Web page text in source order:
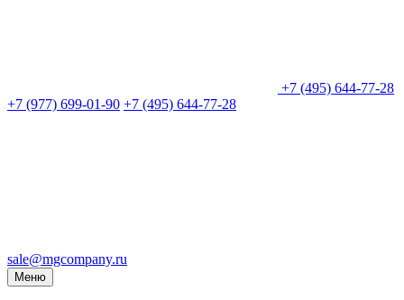
+7 (495) 644-77-28
+7 (977) 699-01-90 +7 (495) 644-77-28
sale@mgcompany.ru
Меню